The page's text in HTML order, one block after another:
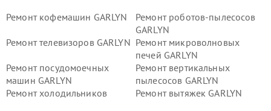
Ремонт кофемашин GARLYN
Ремонт роботов-пылесосов
GARLYN
Ремонт телевизоров GARLYN Ремонт микроволновых
печей GARLYN
Ремонт посудомоечных
машин GARLYN
Ремонт вертикальных
пылесосов GARLYN
Ремонт холодильников
Ремонт вытяжек GARLYN